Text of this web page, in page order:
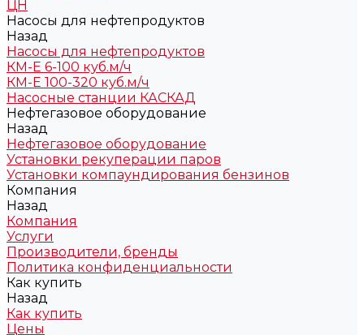
ЦН
Насосы для нефтепродуктов
Назад
Насосы для нефтепродуктов
КМ-Е 6-100 куб.м/ч
КМ-Е 100-320 куб.м/ч
Насосные станции КАСКАД
Нефтегазовое оборудование
Назад
Нефтегазовое оборудование
Установки рекуперации паров
Установки компаундирования бензинов
Компания
Назад
Компания
Услуги
Производители, бренды
Политика конфиденциальности
Как купить
Назад
Как купить
Цены